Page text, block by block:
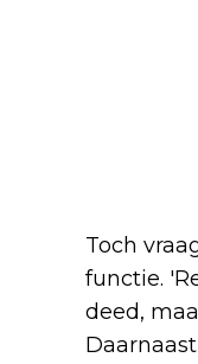
Toch
functie.
deed,